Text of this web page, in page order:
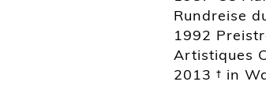
Rundreise
1992
Artistiques
2013 † in